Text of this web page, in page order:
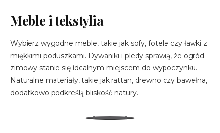
Meble i tekstylia
Wybierz wygodne meble, takie jak sofy, fotele czy ławki z
miękkimi poduszkami. Dywaniki i pledy sprawią, że ogród
zimowy stanie się idealnym miejscem do wypoczynku.
Naturalne materiały, takie jak rattan, drewno czy bawełna,
dodatkowo podkreślą bliskość natury.